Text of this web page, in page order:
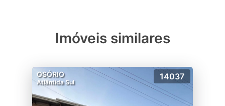
Imóveis similares
OSÓRIO
Atlântida Sul
14037